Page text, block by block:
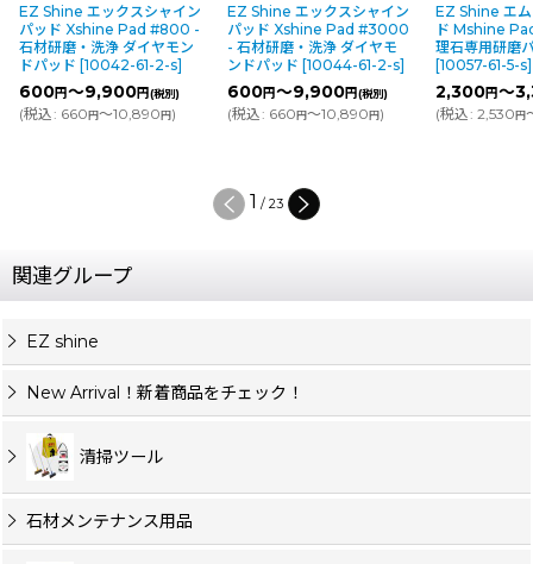
EZ Shine エックスシャイン
パッド Xshine Pad #800 -
石材研磨・洗浄 ダイヤモン
ドパッド [10042-61-2-s]
600円～9,900円(税別)
(税込: 660円～10,890円)
EZ Shine エックスシャイン
パッド Xshine Pad #3000
- 石材研磨・洗浄 ダイヤモ
ンドパッド [10044-61-2-s]
600円～9,900円(税別)
(税込: 660円～10,890円)
EZ Shine エ
ド Mshine
理石専用研磨
[10057-61-5-s]
2,300円～
(税込: 2,530円
1 / 23
関連グループ
EZ shine
New Arrival！新着商品をチェック！
清掃ツール
石材メンテナンス用品